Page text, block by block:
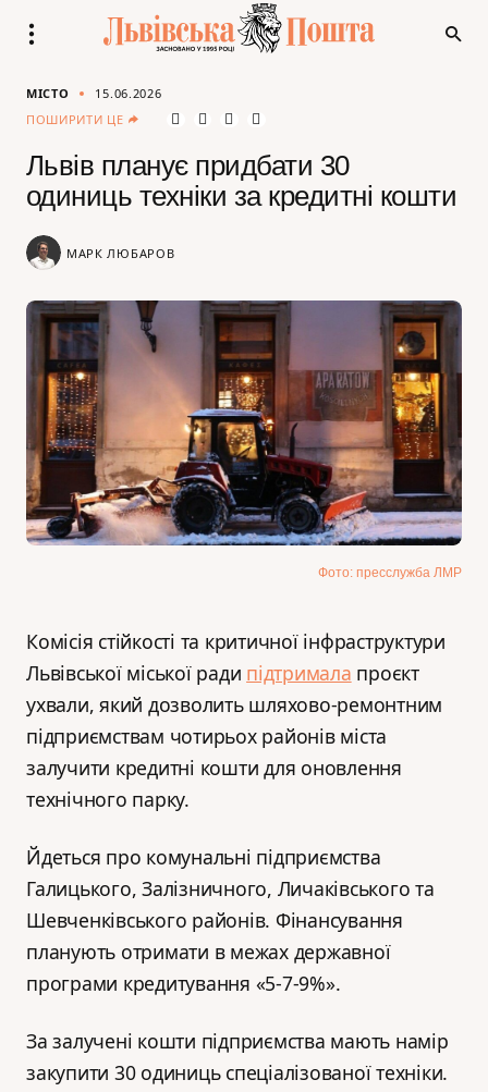
МІСТО
15.06.2026
ПОШИРИТИ ЦЕ
Львів планує придбати 30
одиниць техніки за кредитні кошти
МАРК ЛЮБАРОВ
Фото: пресслужба ЛМР
Комісія стійкості та критичної інфраструктури
Львівської міської ради підтримала проєкт
ухвали, який дозволить шляхово-ремонтним
підприємствам чотирьох районів міста
залучити кредитні кошти для оновлення
технічного парку.
Йдеться про комунальні підприємства
Галицького, Залізничного, Личаківського та
Шевченківського районів. Фінансування
планують отримати в межах державної
програми кредитування «5-7-9%».
За залучені кошти підприємства мають намір
закупити 30 одиниць спеціалізованої техніки.